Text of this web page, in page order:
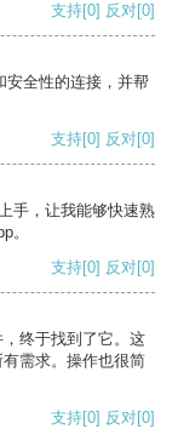
支持[0] 反对[0]
安全性的连接，并帮
支持[0] 反对[0]
手，让我能够快速熟
。
支持[0] 反对[0]
终于找到了它。这
需求。操作也很简
支持[0] 反对[0]